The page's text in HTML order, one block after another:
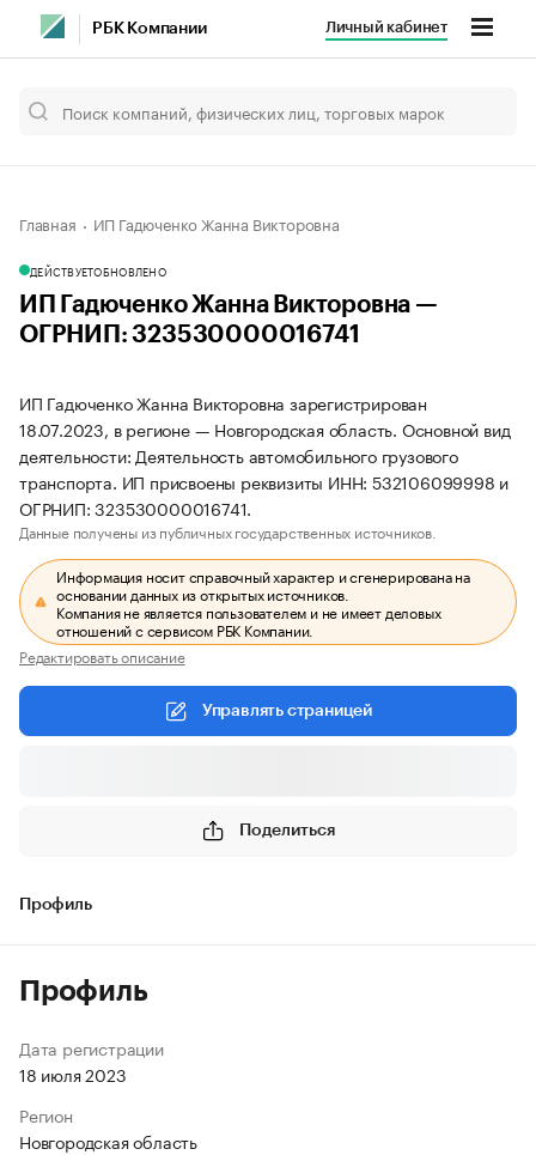
РБК Компании Личный кабинет
Главная ИП Гадюченко Жанна Викторовна
ДЕЙСТВУЕТОБНОВЛЕНО
ИП Гадюченко Жанна Викторовна —
ОГРНИП: 323530000016741
ИП Гадюченко Жанна Викторовна зарегистрирован
18.07.2023, в регионе — Новгородская область. Основной вид
деятельности: Деятельность автомобильного грузового
транспорта. ИП присвоены реквизиты ИНН: 532106099998 и
ОГРНИП: 323530000016741.
Данные получены из публичных государственных источников.
Информация носит справочный характер и сгенерирована на
основании данных из открытых источников.
Компания не является пользователем и не имеет деловых
отношений с сервисом РБК Компании.
Редактировать описание
Управлять страницей
Поделиться
Профиль
Профиль
Дата регистрации
18 июля 2023
Регион
Новгородская область